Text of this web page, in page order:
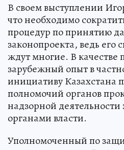
В своем выступлении
что необходимо
процедур по принятию
законопроекта, ведь
ждут многие. В качестве
зарубежный опыт в
инициативу
полномочий органов
надзорной
органами власти.
Уполномоченный по